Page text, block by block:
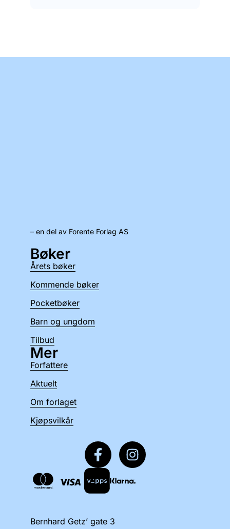
– en del av Forente Forlag AS
Bernhard Getz’ gate 3
Bøker
Årets bøker
Kommende bøker
Pocketbøker
Barn og ungdom
Tilbud
Mer
Forfattere
Aktuelt
Om forlaget
Kjøpsvilkår